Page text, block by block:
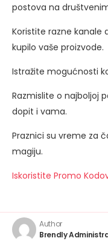
postova na
Koristite razne kanale
kupilo vaše proizvode.
Istražite mogućnosti
Razmislite o najboljoj
dopit i vama.
Praznici su vreme za
magiju.
Iskoristite Promo
Author
Brendly